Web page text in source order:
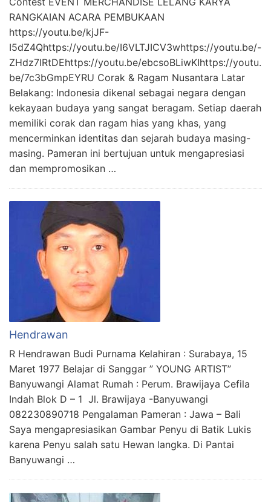
RANGKAIAN ACARA PEMBUKAAN
https://youtu.be/kjJF-
I5dZ4Qhttps://youtu.be/I6VLTJICV3whttps://youtu.be/-
ZHdz7lRtDEhttps://youtu.be/ebcsoBLiwKIhttps://youtu.
be/7c3bGmpEYRU Corak & Ragam Nusantara Latar
Belakang: Indonesia dikenal sebagai negara dengan
kekayaan budaya yang sangat beragam. Setiap daerah
memiliki corak dan ragam hias yang khas, yang
mencerminkan identitas dan sejarah budaya masing-
masing. Pameran ini bertujuan untuk mengapresiasi
dan mempromosikan …
Hendrawan
R Hendrawan Budi Purnama Kelahiran : Surabaya, 15
Maret 1977 Belajar di Sanggar ” YOUNG ARTIST”
Banyuwangi Alamat Rumah : Perum. Brawijaya Cefila
Indah Blok D – 1 Jl. Brawijaya -Banyuwangi
082230890718 Pengalaman Pameran : Jawa – Bali
Saya mengapresiasikan Gambar Penyu di Batik Lukis
karena Penyu salah satu Hewan langka. Di Pantai
Banyuwangi …